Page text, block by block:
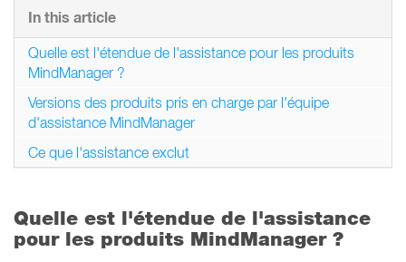
Quelle est l'étendue de l'assistance
pour les produits MindManager ?
In this article
Quelle est l'étendue de l'assistance pour les produits
MindManager ?
Versions des produits pris en charge par l'équipe
d'assistance MindManager
Ce que l'assistance exclut